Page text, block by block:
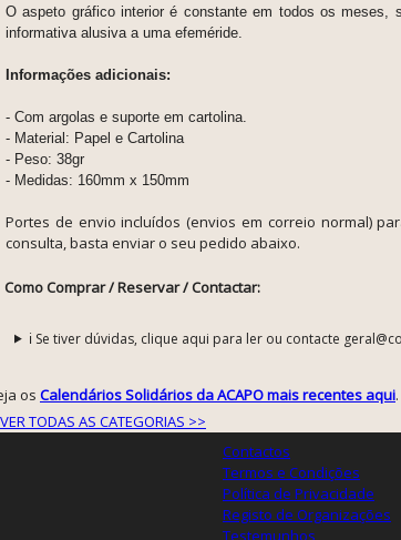
O aspeto gráfico interior é constante em todos os meses,
informativa alusiva a uma efeméride.
Informações adicionais:
- Com argolas e suporte em cartolina.
- Material: Papel e Cartolina
- Peso: 38gr
- Medidas: 160mm x 150mm
Portes de envio incluídos (envios em correio normal)
consulta, basta enviar o seu pedido abaixo.
Como Comprar / Reservar / Contactar:
ℹ️ Se tiver dúvidas, clique aqui para ler ou contacte
os Calendários Solidários da ACAPO mais recentes aqui.
VER TODAS AS CATEGORIAS >>
Contactos
Termos e Condições
Política de Privacidade
Registo de Organizações
Testemunhos